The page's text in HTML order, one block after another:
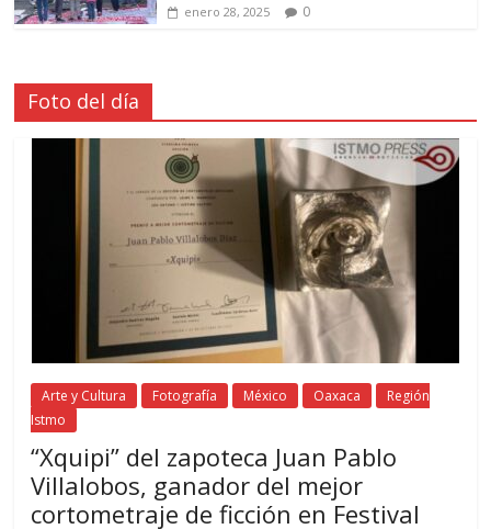
enero 28, 2025 0
Foto del día
Arte y Cultura Fotografía México Oaxaca
Región
Istmo
“Xquipi” del zapoteca Juan Pablo
Villalobos, ganador del mejor
cortometraje de ficción en Festival